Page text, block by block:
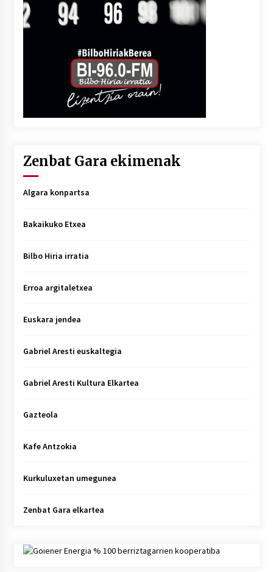
Zenbat Gara ekimenak
Algara konpartsa
Bakaikuko Etxea
Bilbo Hiria irratia
Erroa argitaletxea
Euskara jendea
Gabriel Aresti euskaltegia
Gabriel Aresti Kultura Elkartea
Gazteola
Kafe Antzokia
Kurkuluxetan umegunea
Zenbat Gara elkartea